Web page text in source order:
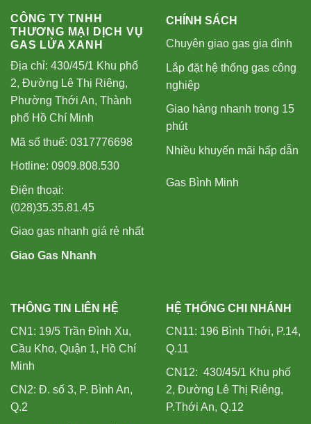
CÔNG TY TNHH
THƯƠNG MẠI DỊCH VỤ
GAS LỬA XANH
Địa chỉ: 430/45/1 Khu phố
2, Đường Lê Thị Riêng,
Phường Thới An, Thành
phố Hồ Chí Minh
Mã số thuế: 0317776698
Hotline: 0909.808.530
Điện thoại:
(028)35.35.81.45
Giao gas nhanh giá rẻ nhất
Giao Gas Nhanh
CHÍNH SÁCH
Chuyên giao gas gia đình
Lắp đặt hệ thống gas công
nghiệp
Giao hàng nhanh trong 15
phút
Nhiều khuyến mãi hấp dẫn
Gas Bình Minh
THÔNG TIN LIÊN HỆ
CN1: 19/5 Trần Đình Xu,
Cầu Kho, Quận 1, Hồ Chí
Minh
CN2: Đ. số 3, P. Bình An,
Q.2
HỆ THỐNG CHI NHÁNH
CN11: 196 Bình Thới, P.14,
Q.11
CN12: 430/45/1 Khu phố
2, Đường Lê Thị Riêng,
P.Thới An, Q.12